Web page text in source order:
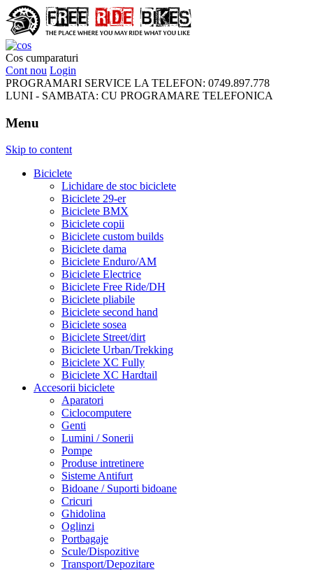
FreeRideBikes
Cos cumparaturi
Cont nou Login
PROGRAMARI SERVICE LA TELEFON: 0749.897.778
LUNI - SAMBATA: CU PROGRAMARE TELEFONICA
Menu
Skip to content
Biciclete
Lichidare de stoc biciclete
Biciclete 29-er
Biciclete BMX
Biciclete copii
Biciclete custom builds
Biciclete dama
Biciclete Enduro/AM
Biciclete Electrice
Biciclete Free Ride/DH
Biciclete pliabile
Biciclete second hand
Biciclete sosea
Biciclete Street/dirt
Biciclete Urban/Trekking
Biciclete XC Fully
Biciclete XC Hardtail
Accesorii biciclete
Aparatori
Ciclocomputere
Genti
Lumini / Sonerii
Pompe
Produse intretinere
Sisteme Antifurt
Bidoane / Suporti bidoane
Cricuri
Ghidolina
Oglinzi
Portbagaje
Scule/Dispozitive
Transport/Depozitare